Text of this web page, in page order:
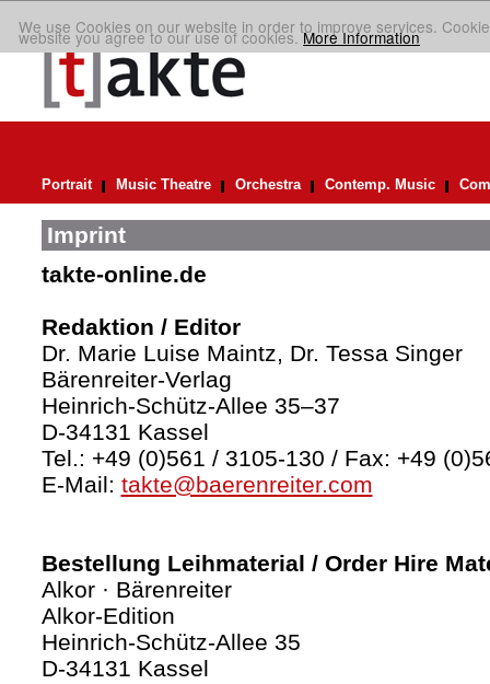
We use Cookies on our website in order to improve services.
website you agree to our use of cookies.More Information
Portrait Music Theatre Orchestra Contemp. Music
Imprint
takte-online.de
Redaktion / Editor
Dr. Marie Luise Maintz, Dr. Tessa Singer
Bärenreiter-Verlag
Heinrich-Schütz-Allee 35–37
D-34131 Kassel
Tel.: +49 (0)561 / 3105-130 / Fax: +49
E-Mail: takte@baerenreiter.com
Bestellung Leihmaterial / Order Hire
Alkor · Bärenreiter
Alkor-Edition
Heinrich-Schütz-Allee 35
D-34131 Kassel